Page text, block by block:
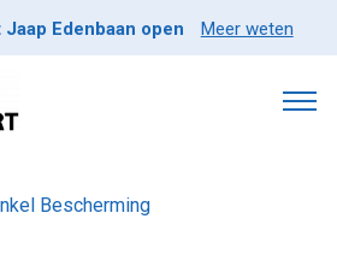
Edenbaan open Meer weten
Bescherming